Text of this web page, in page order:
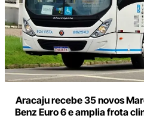
Aracaju recebe 35 novos
Benz Euro 6 e amplia frota